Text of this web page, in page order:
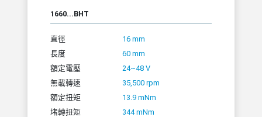
1660...BHT
直徑
16 mm
長度
60 mm
額定電壓
24~48 V
無載轉速
35,500 rpm
額定扭矩
13.9 mNm
堵轉扭矩
344 mNm